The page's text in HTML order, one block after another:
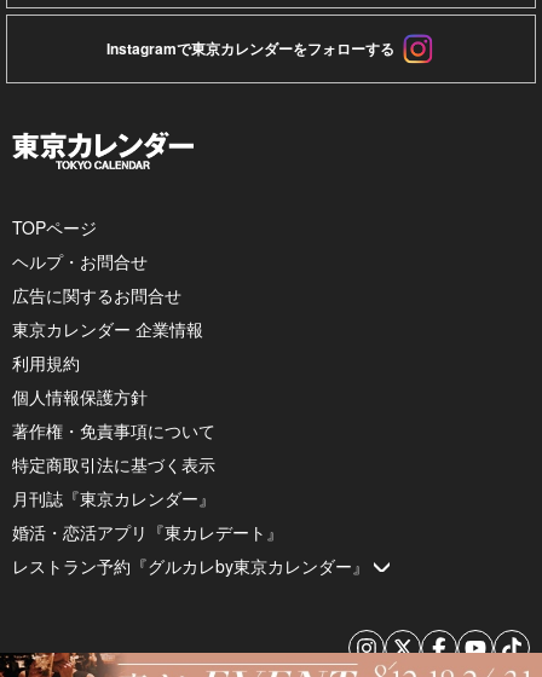
Instagramで東京カレンダーをフォローする
TOPページ
ヘルプ・お問合せ
広告に関するお問合せ
東京カレンダー 企業情報
利用規約
個人情報保護方針
著作権・免責事項について
特定商取引法に基づく表示
月刊誌『東京カレンダー』
婚活・恋活アプリ『東カレデート』
レストラン予約『グルカレby東京カレンダー』